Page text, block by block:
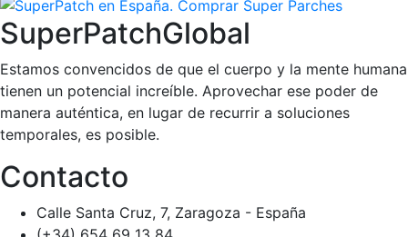
SuperPatchGlobal
Estamos convencidos de que el cuerpo y la mente humana
tienen un potencial increíble. Aprovechar ese poder de
manera auténtica, en lugar de recurrir a soluciones
temporales, es posible.
Contacto
Calle Santa Cruz, 7, Zaragoza - España